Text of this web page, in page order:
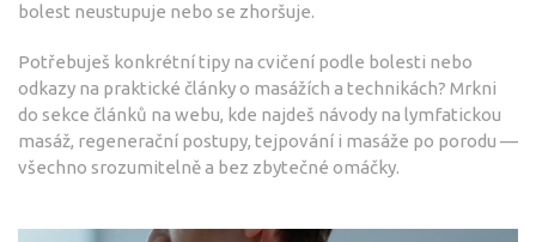
bolest neustupuje nebo se zhoršuje.
Potřebuješ konkrétní tipy na cvičení podle bolesti nebo
odkazy na praktické články o masážích a technikách? Mrkni
do sekce článků na webu, kde najdeš návody na lymfatickou
masáž, regenerační postupy, tejpování i masáže po porodu —
všechno srozumitelně a bez zbytečné omáčky.